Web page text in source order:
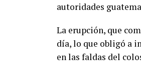
medios de
El Canal de
del comercio
autoridades
La erupción, que
día, lo que obligó a
en las faldas del